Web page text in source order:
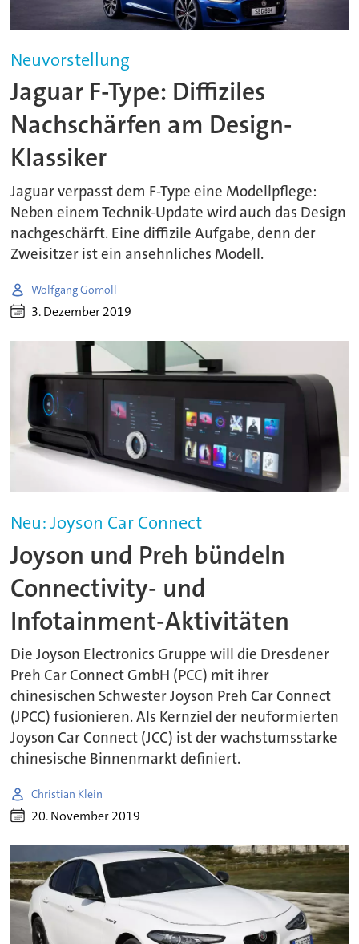
Neuvorstellung
Jaguar F-Type: Diffiziles
Nachschärfen am Design-
Klassiker
Jaguar verpasst dem F-Type eine Modellpflege:
Neben einem Technik-Update wird auch das Design
nachgeschärft. Eine diffizile Aufgabe, denn der
Zweisitzer ist ein ansehnliches Modell.
Wolfgang Gomoll
3. Dezember 2019
Neu: Joyson Car Connect
Joyson und Preh bündeln
Connectivity- und
Infotainment-Aktivitäten
Die Joyson Electronics Gruppe will die Dresdener
Preh Car Connect GmbH (PCC) mit ihrer
chinesischen Schwester Joyson Preh Car Connect
(JPCC) fusionieren. Als Kernziel der neuformierten
Joyson Car Connect (JCC) ist der wachstumsstarke
chinesische Binnenmarkt definiert.
Christian Klein
20. November 2019